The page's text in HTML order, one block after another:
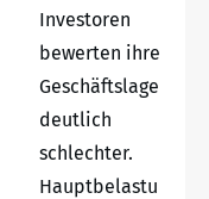
Investoren
bewerten ihre
Geschäftslage
deutlich
schlechter.
Hauptbelastu